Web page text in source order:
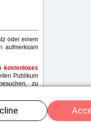
oder einem
aufmerksam
kostenloses
Publikum
zu